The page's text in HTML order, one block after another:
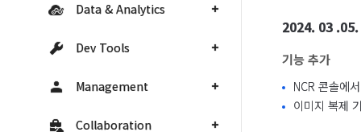
Data & Analytics
Dev Tools
Management
Collaboration
2024. 03 .05.
기능 추가
NCR 콘솔에
이미지 복제